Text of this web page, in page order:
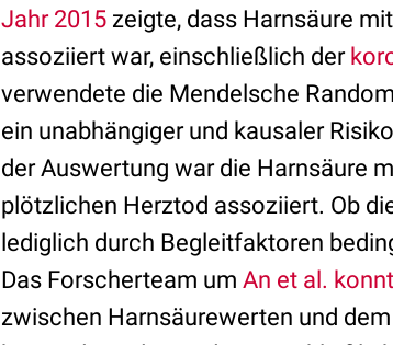
Jahr 2015 zeigte, dass Harnsäure
assoziiert war, einschließlich der
verwendete die Mendelsche
ein unabhängiger und kausaler
der Auswertung war die Harnsäure
plötzlichen Herztod assoziiert. Ob
lediglich durch Begleitfaktoren
Das Forscherteam um An et al.
zwischen Harnsäurewerten und